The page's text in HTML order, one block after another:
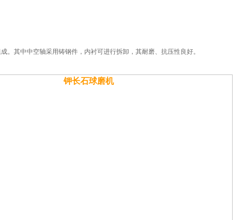
其中中空轴采用铸钢件，内衬可进行拆卸，其耐磨、抗压性良好。